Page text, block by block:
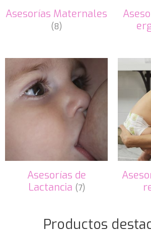
Asesorías Maternales
(8)
Asesorías de
Lactancia (7)
Productos